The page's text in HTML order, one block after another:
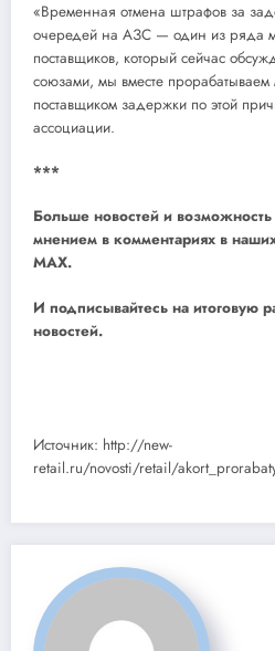
«Временная отмена штрафов за
очередей на АЗС — один из ряда
поставщиков, который сейчас
союзами, мы вместе
поставщиком задержки по этой
ассоциации.
***
Больше новостей и
мнением в комментариях в
MAX.
И подписывайтесь на итоговую
новостей.
Источник: http://new-
retail.ru/novosti/retail/